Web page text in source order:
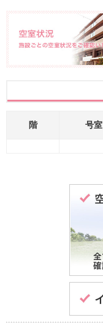
階 号室